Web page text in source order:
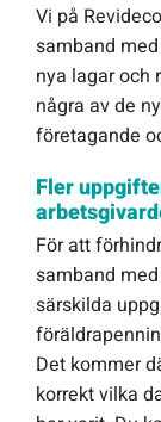
Vi på
samband
nya lagar och
några av de
företagande
Fler
För att
samband
särskilda
Det kommer
korrekt vilka